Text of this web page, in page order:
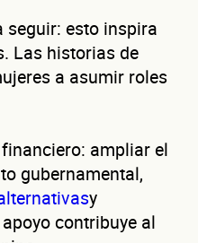
seguir: esto inspira
Las historias de
a asumir roles
ampliar el
gubernamental,
y
contribuye al